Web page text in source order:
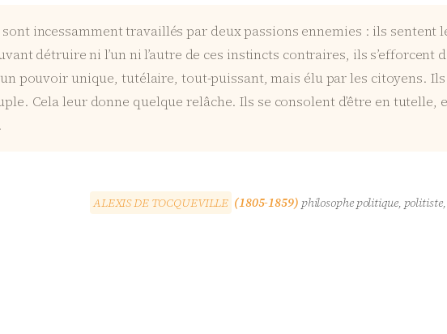
incessamment travaillés par deux passions ennemies : ils sentent
détruire ni l’un ni l’autre de ces instincts contraires, ils s’efforcent
pouvoir unique, tutélaire, tout-puissant, mais élu par les citoyens.
Cela leur donne quelque relâche. Ils se consolent d’être en tutelle,
ALEXISDE TOCQUEVILLE (1805-1859) philosophe politique,